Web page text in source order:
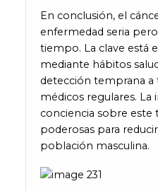
En conclusión, el
enfermedad seria
tiempo. La clave está
mediante hábitos
detección temprana a
médicos regulares. La
conciencia sobre este
poderosas para
población masculina.